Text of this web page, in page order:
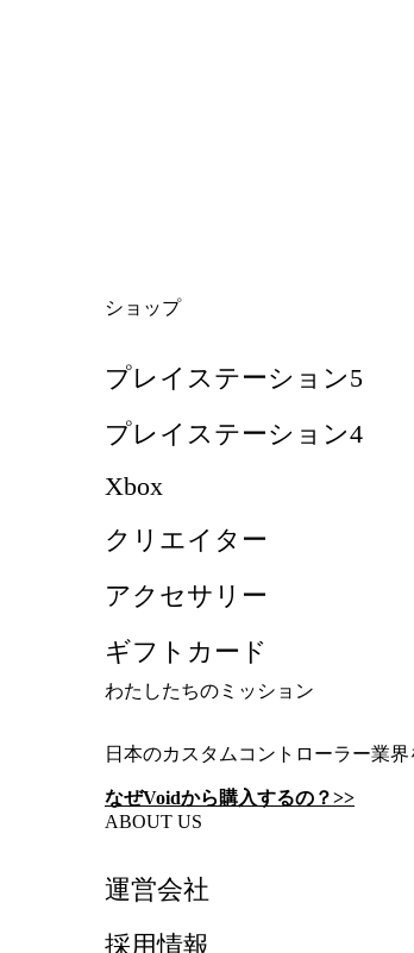
ショップ
プレイステーション5
プレイステーション4
Xbox
クリエイター
アクセサリー
ギフトカード
わたしたちのミッション
日本のカスタムコントローラー業
なぜVoidから購入するの？>>
ABOUT US
運営会社
採用情報